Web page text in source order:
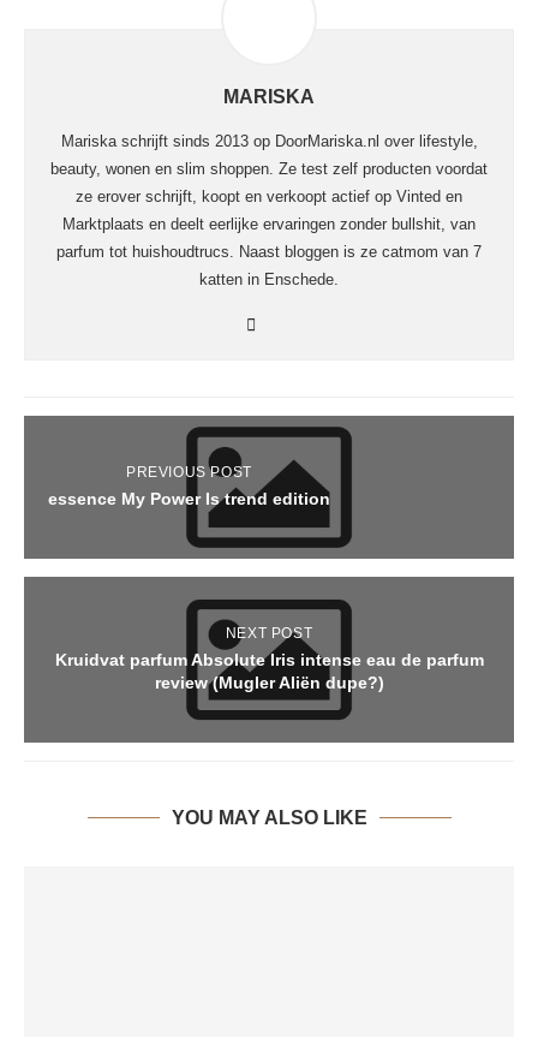
MARISKA
Mariska schrijft sinds 2013 op DoorMariska.nl over lifestyle,
beauty, wonen en slim shoppen. Ze test zelf producten voordat
ze erover schrijft, koopt en verkoopt actief op Vinted en
Marktplaats en deelt eerlijke ervaringen zonder bullshit, van
parfum tot huishoudtrucs. Naast bloggen is ze catmom van 7
katten in Enschede.
PREVIOUS POST
essence My Power Is trend edition
NEXT POST
Kruidvat parfum Absolute Iris intense eau de parfum
review (Mugler Aliën dupe?)
YOU MAY ALSO LIKE